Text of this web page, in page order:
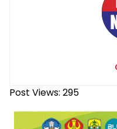
Post Views: 295